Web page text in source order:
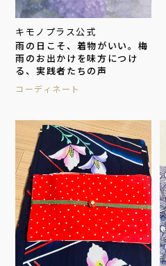
キモノプラス公式
雨の日こそ、着物がいい。梅
雨のお出かけを味方につけ
る、実践者たちの声
コーディネート